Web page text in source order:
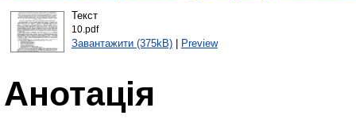
Текст
10.pdf
Завантажити (375kB)| Preview
Анотація